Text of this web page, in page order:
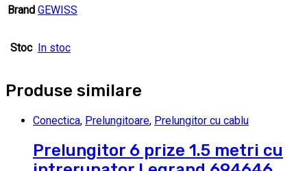
Brand GEWISS
Stoc In stoc
Produse similare
Conectica, Prelungitoare, Prelungitor cu cablu
Prelungitor 6 prize 1.5 metri cu